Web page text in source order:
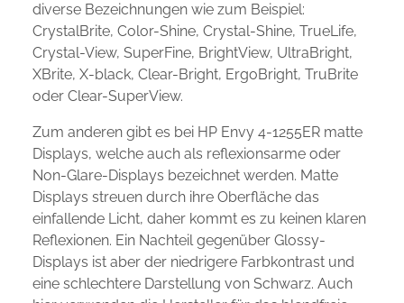
diverse Bezeichnungen wie zum Beispiel:
CrystalBrite, Color-Shine, Crystal-Shine, TrueLife,
Crystal-View, SuperFine, BrightView, UltraBright,
XBrite, X-black, Clear-Bright, ErgoBright, TruBrite
oder Clear-SuperView.
Zum anderen gibt es bei HP Envy 4-1255ER matte
Displays, welche auch als reflexionsarme oder
Non-Glare-Displays bezeichnet werden. Matte
Displays streuen durch ihre Oberfläche das
einfallende Licht, daher kommt es zu keinen klaren
Reflexionen. Ein Nachteil gegenüber Glossy-
Displays ist aber der niedrigere Farbkontrast und
eine schlechtere Darstellung von Schwarz. Auch